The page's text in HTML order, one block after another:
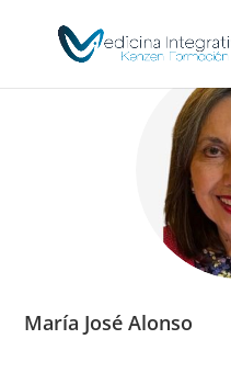
María José Alonso